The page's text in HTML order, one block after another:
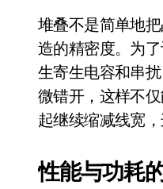
耳
堆叠不是简单地
造的精密度。为
生寄生电容和串
微错开，这样不
起继续缩减线宽
性能与功耗